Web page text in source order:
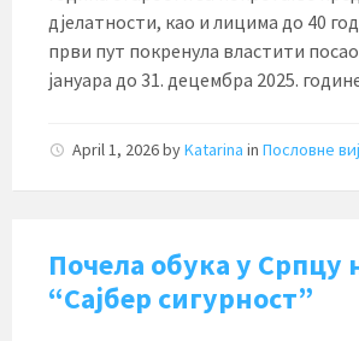
дјелатности, као и лицима до 40
први пут покренула властити
јануара до 31. децембра 2025.
April 1, 2026byKatarina in Пословне
Почела обука у Српцу
“Сајбер сигурност”